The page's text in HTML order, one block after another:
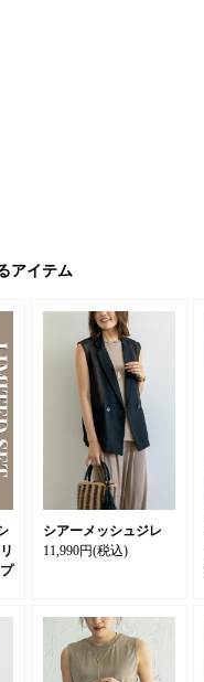
アイテム
シアーメッシュジレ
11,990円(税込)